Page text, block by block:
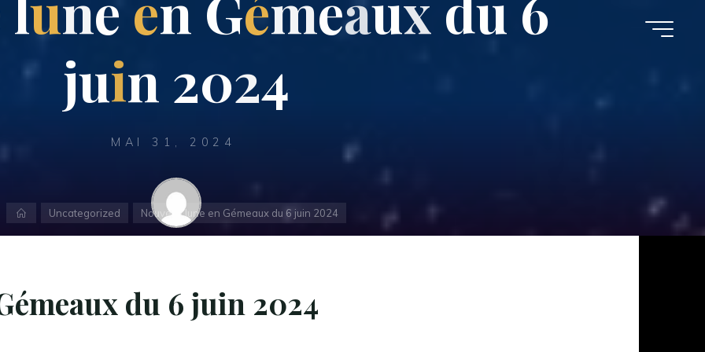
juin 2024
MAI 31, 2024
AccueilUncategorized Nouvelle lune en Gémeaux du 6 juin 2024
du 6 juin 2024